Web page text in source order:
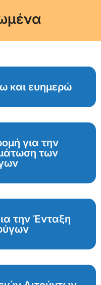
και ευημερώ
για την
των
την Ένταξη